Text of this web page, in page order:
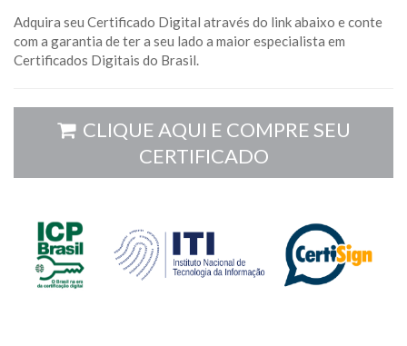
Adquira seu Certificado Digital através do link abaixo e conte
com a garantia de ter a seu lado a maior especialista em
Certificados Digitais do Brasil.
CLIQUE AQUI E COMPRE SEU
CERTIFICADO